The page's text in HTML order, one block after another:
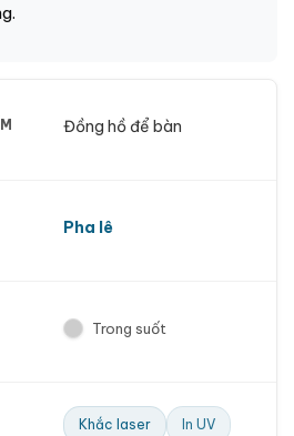
Đồng hồ để bàn
Pha lê
Trong suốt
Khắc laser In UV